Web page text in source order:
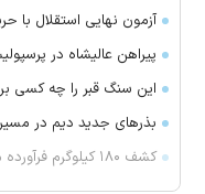
آزمون نهایی استقلال با
پیراهن عالیشاه در
این سنگ قبر را چه کسی
بذرهای جدید دیم در
کشف ۱۸۰ کیلوگرم فرآورده‌ مرغ غیربهداشتی در میانه